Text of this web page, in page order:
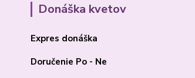
Donáška kvetov
Expres donáška
Doručenie Po - Ne